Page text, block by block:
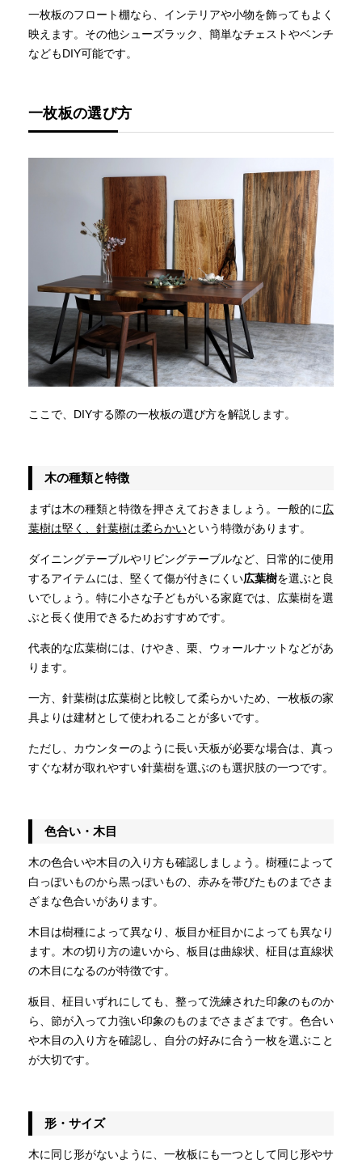
一枚板のフロート棚なら、インテリアや小物を飾ってもよく
映えます。その他シューズラック、簡単なチェストやベンチ
などもDIY可能です。
一枚板の選び方
ここで、DIYする際の一枚板の選び方を解説します。
木の種類と特徴
まずは木の種類と特徴を押さえておきましょう。一般的に広
葉樹は堅く、針葉樹は柔らかいという特徴があります。
ダイニングテーブルやリビングテーブルなど、日常的に使用
するアイテムには、堅くて傷が付きにくい広葉樹を選ぶと良
いでしょう。特に小さな子どもがいる家庭では、広葉樹を選
ぶと長く使用できるためおすすめです。
代表的な広葉樹には、けやき、栗、ウォールナットなどがあ
ります。
一方、針葉樹は広葉樹と比較して柔らかいため、一枚板の家
具よりは建材として使われることが多いです。
ただし、カウンターのように長い天板が必要な場合は、真っ
すぐな材が取れやすい針葉樹を選ぶのも選択肢の一つです。
色合い・木目
木の色合いや木目の入り方も確認しましょう。樹種によって
白っぽいものから黒っぽいもの、赤みを帯びたものまでさま
ざまな色合いがあります。
木目は樹種によって異なり、板目か柾目かによっても異なり
ます。木の切り方の違いから、板目は曲線状、柾目は直線状
の木目になるのが特徴です。
板目、柾目いずれにしても、整って洗練された印象のものか
ら、節が入って力強い印象のものまでさまざまです。色合い
や木目の入り方を確認し、自分の好みに合う一枚を選ぶこと
が大切です。
形・サイズ
木に同じ形がないように、一枚板にも一つとして同じ形やサ